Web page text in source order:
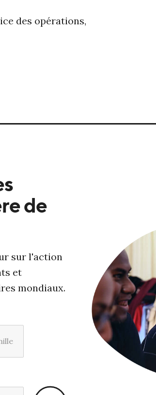
des opérations,
de
sur l'action
et
mondiaux.